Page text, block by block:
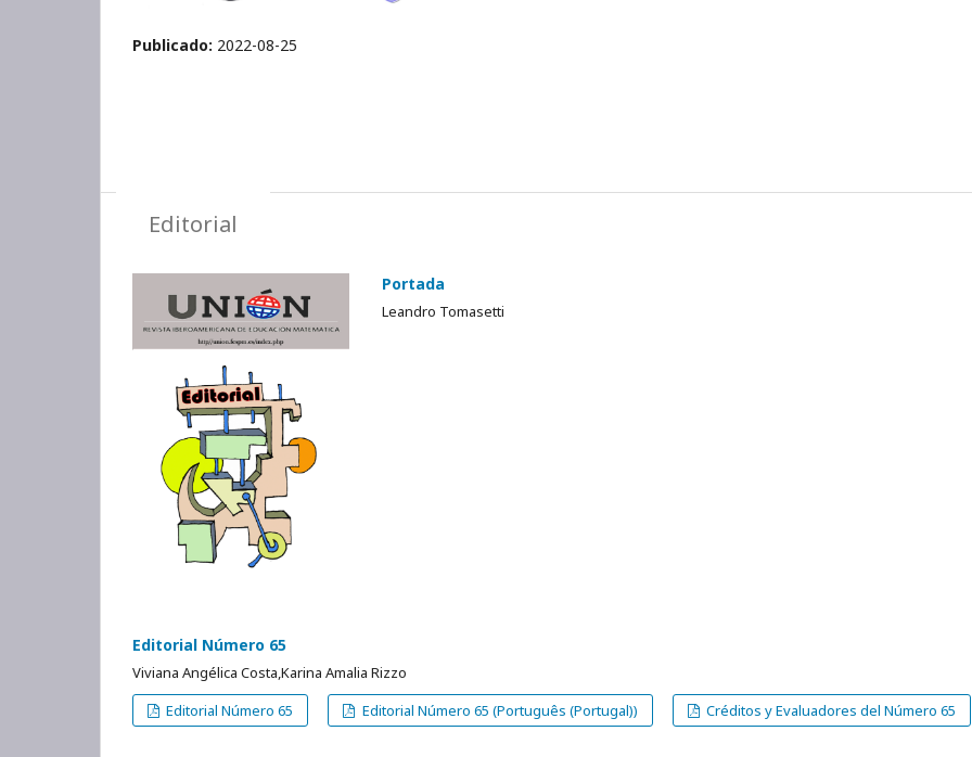
Publicado: 2022-08-25
Editorial
Portada
Leandro Tomasetti
Editorial Número 65
Viviana Angélica Costa,Karina Amalia Rizzo
Editorial Número 65
Editorial Número 65 (Português (Portugal)) Créditos y Evaluadores del Número 65